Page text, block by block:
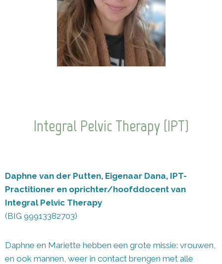
Integral Pelvic Therapy (IPT)
Daphne van der Putten, Eigenaar Dana, IPT-
Practitioner en oprichter/hoofddocent van
Integral Pelvic Therapy
(BIG 99913382703)
Daphne en Mariette hebben een grote missie: vrouwen,
en ook mannen, weer in contact brengen met alle